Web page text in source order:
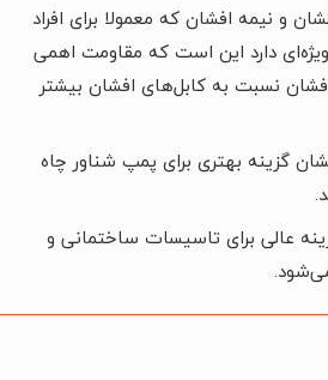
و نیمه افشان که معمولا برای افراد
دارد این است که مقاومت اهمی
نسبت به کابل‌های افشان بیشتر
گزینه بهتری برای پمپ شناور چاه
عالی برای تاسیسات ساختمانی و